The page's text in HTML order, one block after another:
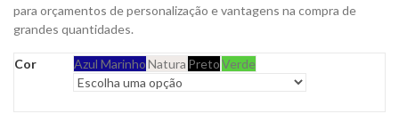
para orçamentos de personalização e vantagens na compra de
grandes quantidades.
Cor Azul MarinhoNatura PretoVerde